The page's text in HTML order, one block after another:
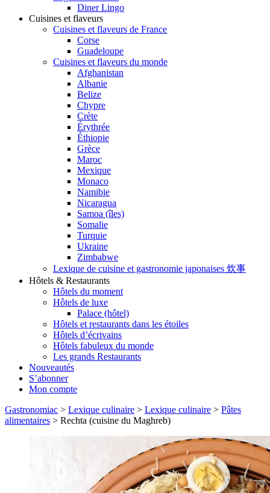
Diner Lingo
Cuisines et flaveurs
Cuisines et flaveurs de France
Corse
Guadeloupe
Cuisines et flaveurs du monde
Afghanistan
Albanie
Belize
Chypre
Crète
Érythrée
Éthiopie
Grèce
Maroc
Mexique
Monaco
Namibie
Nicaragua
Samoa (îles)
Somalie
Turquie
Ukraine
Zimbabwe
Lexique de cuisine et gastronomie japonaises 炊事
Hôtels & Restaurants
Hôtels du moment
Hôtels de luxe
Palace (hôtel)
Hôtels et restaurants dans les étoiles
Hôtels d’écrivains
Hôtels fabuleux du monde
Les grands Restaurants
Nouveautés
S’abonner
Mon compte
Gastronomiac > Lexique culinaire > Lexique culinaire > Pâtes
alimentaires > Rechta (cuisine du Maghreb)